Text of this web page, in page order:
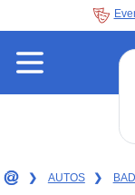
❯ AUTOS ❯